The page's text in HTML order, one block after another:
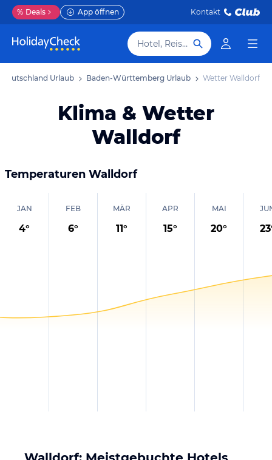
% Deals App öffnen Kontakt
Hotel, Reiseziel
Deutschland Urlaub Baden-Württemberg Urlaub Wetter Walldorf
Klima & Wetter
Walldorf
Temperaturen Walldorf
JAN
4°
FEB
6°
MÄR
11°
APR
15°
MAI
20° 23